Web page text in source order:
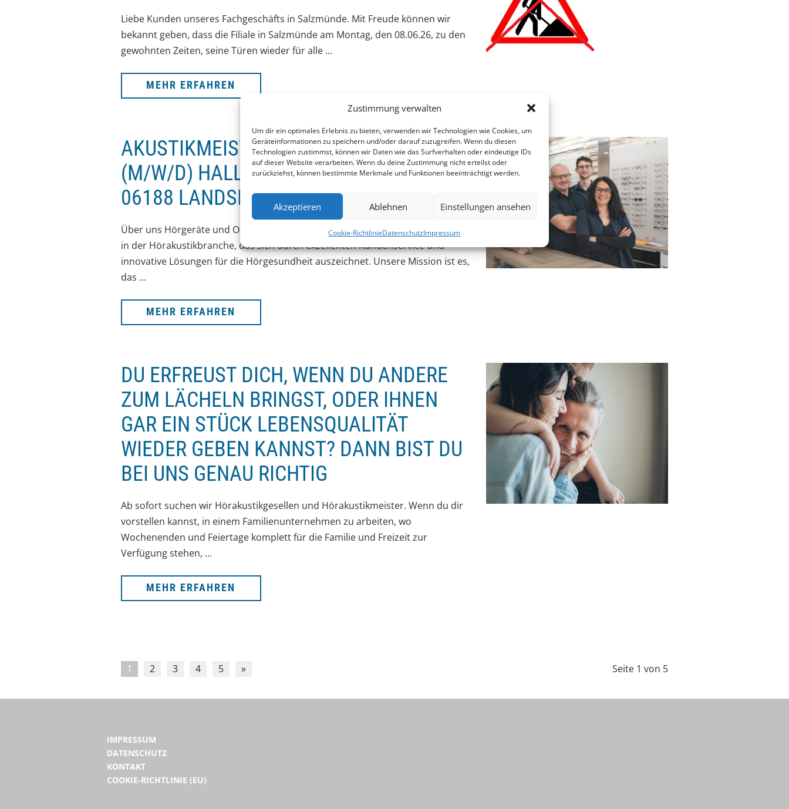
Zustimmung verwalten
Um dir ein optimales Erlebnis zu bieten, verwenden wir Technologien wie Cookies, um
Geräteinformationen zu speichern und/oder darauf zuzugreifen. Wenn du diesen
Technologien zustimmst, können wir Daten wie das Surfverhalten oder eindeutige IDs
auf dieser Website verarbeiten. Wenn du deine Zustimmung nicht erteilst oder
zurückziehst, können bestimmte Merkmale und Funktionen beeinträchtigt werden.
Akzeptieren Ablehnen Einstellungen ansehen
Cookie-RichtlinieDatenschutzImpressum
Liebe Kunden unseres Fachgeschäfts in Salzmünde. Mit Freude können wir
bekannt geben, dass die Filiale in Salzmünde am Montag, den 08.06.26, zu den
gewohnten Zeiten, seine Türen wieder für alle ...
MEHR ERFAHREN
AKUSTIKMEISTER FÜR LANDSBERG
(M/W/D) HALLESCHE LANDSTRASSE 15, 0
6188 LANDSBERG
Über uns Hörgeräte und Optik Czmok GmbH ist ein führendes Unternehmen
in der Hörakustikbranche, das sich durch exzellenten Kundenservice und
innovative Lösungen für die Hörgesundheit auszeichnet. Unsere Mission ist es,
das ...
MEHR ERFAHREN
DU ERFREUST DICH, WENN DU ANDERE
ZUM LÄCHELN BRINGST, ODER IHNEN
GAR EIN STÜCK LEBENSQUALITÄT
WIEDER GEBEN KANNST? DANN BIST DU
BEI UNS GENAU RICHTIG
Ab sofort suchen wir Hörakustikgesellen und Hörakustikmeister. Wenn du dir
vorstellen kannst, in einem Familienunternehmen zu arbeiten, wo
Wochenenden und Feiertage komplett für die Familie und Freizeit zur
Verfügung stehen, ...
MEHR ERFAHREN
Seite 1 von 5
1 2 3 4 5 »
IMPRESSUM
DATENSCHUTZ
KONTAKT
COOKIE-RICHTLINIE (EU)